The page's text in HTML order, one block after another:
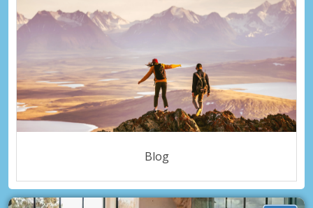
Blog